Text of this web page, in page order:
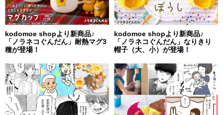
kodomoe shopより新商品♪
「ノラネコぐんだん」耐熱マグ3
種が登場！
kodomoe shopより新商品♪
「ノラネコぐんだん」なりきり
帽子（大、小）が登場！